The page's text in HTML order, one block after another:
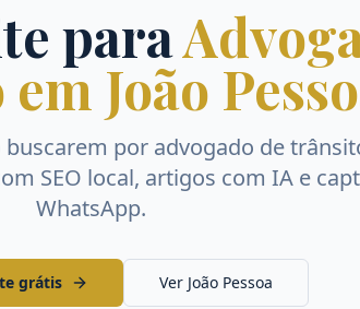
para
João
buscarem por advogado de
SEO local, artigos com IA e
WhatsApp.
grátis Ver João Pessoa